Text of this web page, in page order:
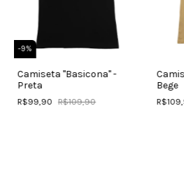
-9%
Camiseta "Basicona" -
Preta
R$99,90 R$109,90
Bege